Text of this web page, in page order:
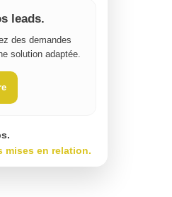
leads.
des demandes
solution adaptée.
mises en relation.